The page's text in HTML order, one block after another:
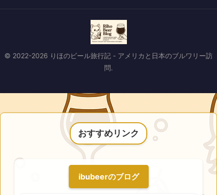
© 2022-2026 りほのビール旅行記 - アメリカと日本のブルワリー訪
問.
おすすめリンク
ibubeerのブログ